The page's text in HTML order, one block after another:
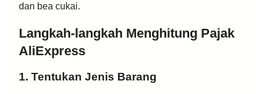
dan bea cukai.
Langkah-langkah Menghitung Pajak
AliExpress
1. Tentukan Jenis Barang